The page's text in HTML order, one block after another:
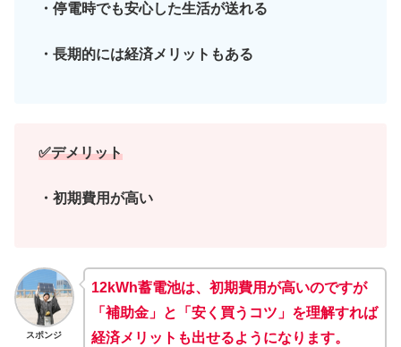
・停電時でも安心した生活が送れる
・長期的には経済メリットもある
✅デメリット
・初期費用が高い
スポンジ
12kWh蓄電池は、初期費用が高いのですが
「補助金」と「安く買うコツ」を理解すれば
経済メリットも出せるようになります。